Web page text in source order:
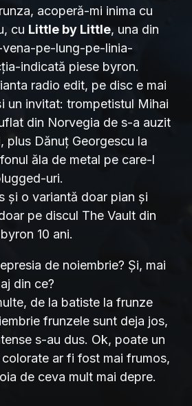
acoperă-mi inima cu
cu Little by Little, una din
pe-lung-pe-linia-
indicată piese byron.
radio edit, pe disc e mai
un invitat: trompetistul Mihai
din Norvegia de s-a auzit
plus Dănuț Georgescu la
ăla de metal pe care-l
uri.
și o variantă doar pian și
pe discul The Vault din
10 ani.
de noiembrie? Și, mai
din ce?
de la batiste la frunze
frunzele sunt deja jos,
s-au dus. Ok, poate un
ar fi fost mai frumos,
de ceva mult mai depre.